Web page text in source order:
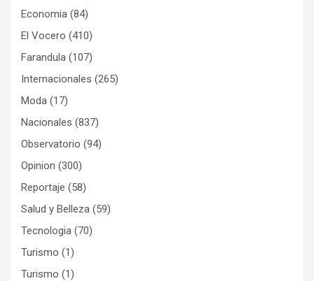
Economia (84)
El Vocero (410)
Farandula (107)
Internacionales (265)
Moda (17)
Nacionales (837)
Observatorio (94)
Opinion (300)
Reportaje (58)
Salud y Belleza (59)
Tecnologia (70)
Turismo (1)
Turismo (1)